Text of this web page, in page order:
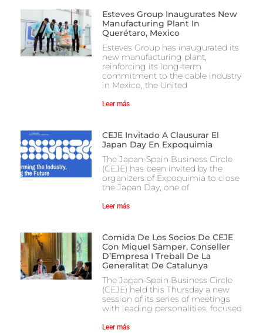
Esteves Group Inaugurates New
Manufacturing Plant In
Querétaro, Mexico
Esteves Group has inaugurated its
new manufacturing plant,
reinforcing its long-term
commitment to the cable industry
in Mexico, the United
Leer más
CEJE Invitado A Clausurar El
Japan Day En Expoquimia
The Japan-Spain Business Circle
(CEJE) has been invited by the
organizers of Expoquimia to close
the Japan Day, one of
Leer más
Comida De Los Socios De CEJE
Con Miquel Sàmper, Conseller
D’Empresa I Treball De La
Generalitat De Catalunya
The Japan-Spain Business Circle
(CEJE) held this Thursday a new
session of its series of meetings
with leading personalities, focused
Leer más